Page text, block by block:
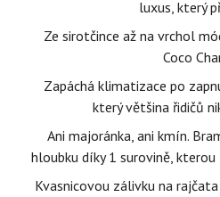
luxus, který
Ze sirotčince až na vrchol
Coco
Zapáchá klimatizace po
který většina řidičů
Ani majoránka, ani kmín.
hloubku díky 1 surovině,
Kvasnicovou zálivku na